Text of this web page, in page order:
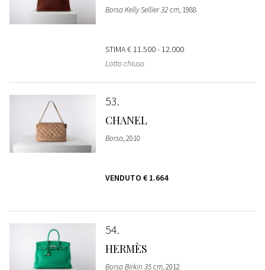
Borsa Kelly Sellier 32 cm, 1988
STIMA€ 11.500 - 12.000
Lotto chiuso
53
CHANEL
Borsa, 2010
VENDUTO € 1.664
54
HERMÈS
Borsa Birkin 35 cm, 2012